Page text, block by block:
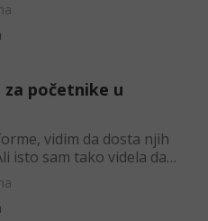
početnike u
vidim da dosta njih
isto sam tako videla da